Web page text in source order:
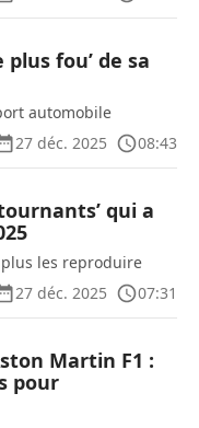
fou’ de sa
automobile
27 déc. 2025
08:43
qui a
les reproduire
27 déc. 2025
07:31
Martin F1 :
pour